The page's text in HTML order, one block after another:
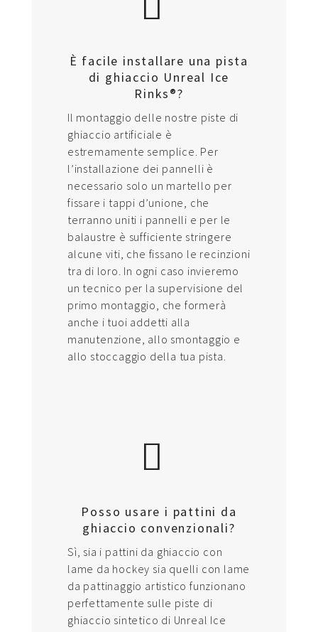
È facile installare una pista
di ghiaccio Unreal Ice
Rinks®?
Il montaggio delle nostre piste di
ghiaccio artificiale è
estremamente semplice. Per
l’installazione dei pannelli è
necessario solo un martello per
fissare i tappi d’unione, che
terranno uniti i pannelli e per le
balaustre è sufficiente stringere
alcune viti, che fissano le recinzioni
tra di loro. In ogni caso invieremo
un tecnico per la supervisione del
primo montaggio, che formerà
anche i tuoi addetti alla
manutenzione, allo smontaggio e
allo stoccaggio della tua pista.
Posso usare i pattini da
ghiaccio convenzionali?
Sì, sia i pattini da ghiaccio con
lame da hockey sia quelli con lame
da pattinaggio artistico funzionano
perfettamente sulle piste di
ghiaccio sintetico di Unreal Ice